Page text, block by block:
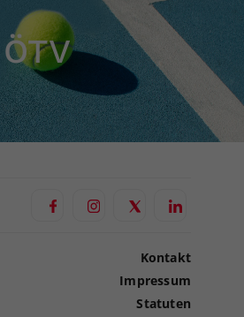
Kontakt
Impressum
Statuten